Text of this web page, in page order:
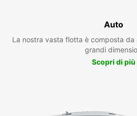
Auto
La nostra vasta flotta è composta
grandi
Scopri di più